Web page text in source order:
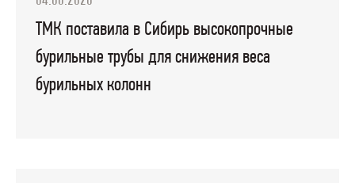
ТМК поставила в Сибирь высокопрочные
бурильные трубы для снижения веса
бурильных колонн